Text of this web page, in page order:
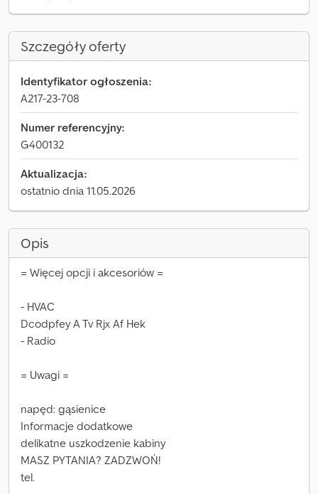
Szczegóły oferty
Identyfikator ogłoszenia:
A217-23-708
Numer referencyjny:
G400132
Aktualizacja:
ostatnio dnia 11.05.2026
Opis
= Więcej opcji i akcesoriów =
- HVAC
Dcodpfey A Tv Rjx Af Hek
- Radio
= Uwagi =
napęd: gąsienice
Informacje dodatkowe
delikatne uszkodzenie kabiny
MASZ PYTANIA? ZADZWOŃ!
tel.